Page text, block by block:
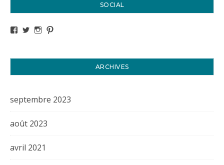
SOCIAL
Voir le profil de titval35 sur Facebook
Voir le profil de titval35 sur Twitter
Voir le profil de titval35 sur Instagram
ARCHIVES
septembre 2023
août 2023
avril 2021